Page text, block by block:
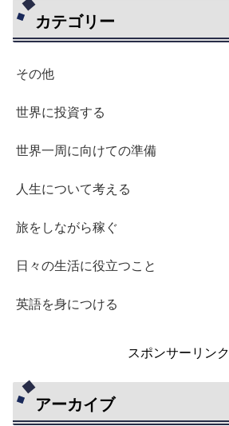
カテゴリー
その他
世界に投資する
世界一周に向けての準備
人生について考える
旅をしながら稼ぐ
日々の生活に役立つこと
英語を身につける
スポンサーリンク
アーカイブ